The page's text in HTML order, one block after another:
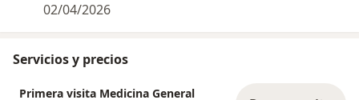
02/04/2026
Servicios y precios
Primera visita Medicina General